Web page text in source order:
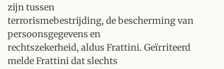
zijn tussen
terrorismebestrijding, de bescherming van
persoonsgegevens en
rechtszekerheid, aldus Frattini. Geïrriteerd
melde Frattini dat slechts